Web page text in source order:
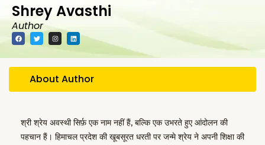
Shrey Avasthi
Author
F
a
c
b
o
T
w
i
t
e
I
n
s
a
g
a
L
i
n
e
d
n
About Author
श्री श्रेय अवस्थी सिर्फ़ एक नाम नहीं हैं, बल्कि एक उभरते हुए आंदोलन की
पहचान हैं। हिमाचल प्रदेश की खूबसूरत धरती पर जन्मे श्रेय ने अपनी शिक्षा की